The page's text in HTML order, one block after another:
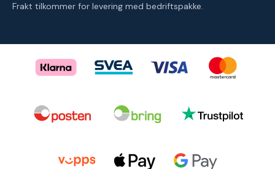
Frakt tilkommer for levering med bedriftspakke.